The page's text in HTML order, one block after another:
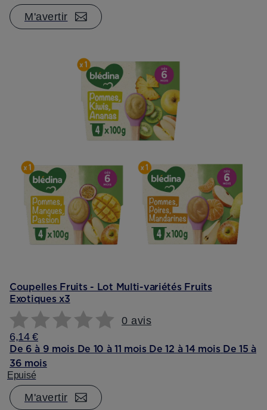
M'avertir
Coupelles Fruits - Lot Multi-variétés Fruits
Exotiques x3
0 avis
6,14 €
De 6 à 9 mois De 10 à 11 mois De 12 à 14 mois De 15 à
36 mois
Epuisé
M'avertir